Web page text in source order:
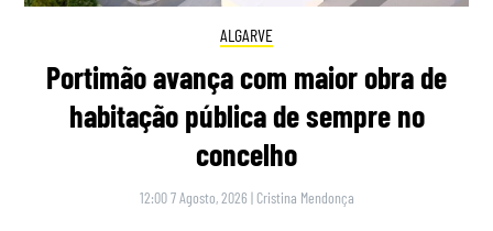
ALGARVE
Portimão avança com maior obra de
habitação pública de sempre no
concelho
12:00 7 Agosto, 2026 | Cristina Mendonça